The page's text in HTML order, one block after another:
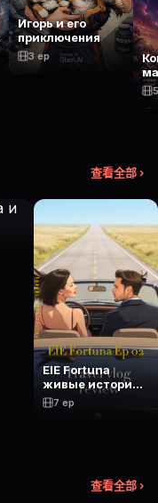
Игорь и его
приключения
3 ep
查看全部 ›
ElE Fortuna
живые истории
молодой
женщины
7 ep
查看全部 ›